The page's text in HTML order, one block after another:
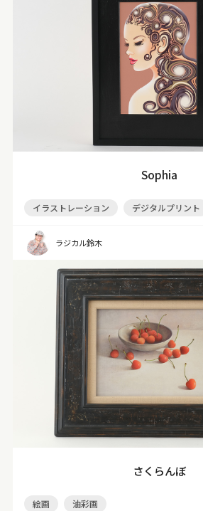
Sophia
イラストレーション デジタルプリント
ラジカル鈴木
さくらんぼ
絵画 油彩画